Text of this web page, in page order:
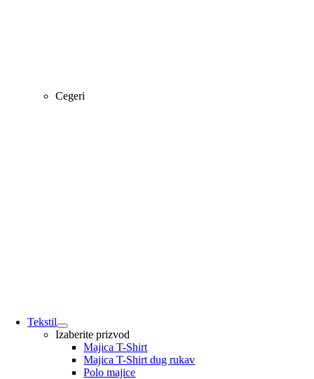
Cegeri
Tekstil
Izaberite prizvod
Majica T-Shirt
Majica T-Shirt dug rukav
Polo majice